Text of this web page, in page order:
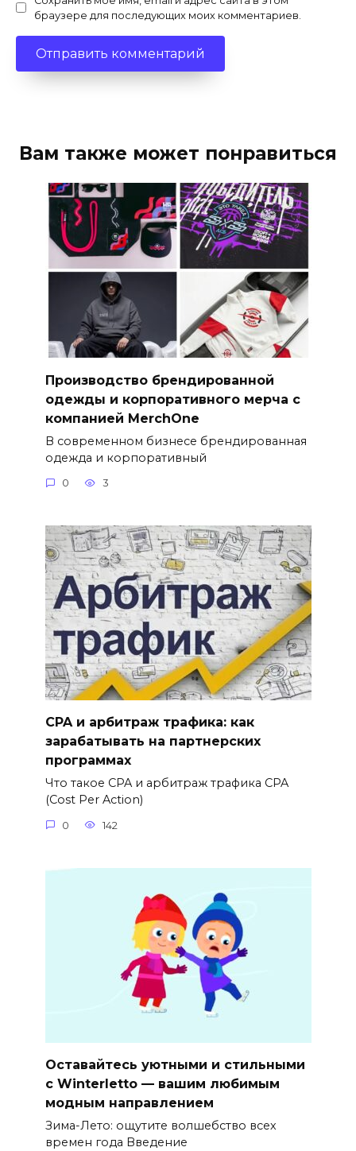
браузере для последующих моих комментариев.
Вам также может понравиться
Производство брендированной
одежды и корпоративного мерча с
компанией MerchOne
В современном бизнесе брендированная
одежда и корпоративный
0 3
CPA и арбитраж трафика: как
зарабатывать на партнерских
программах
Что такое CPA и арбитраж трафика CPA
(Cost Per Action)
0 142
Оставайтесь уютными и стильными
с Winterletto — вашим любимым
модным направлением
Зима-Лето: ощутите волшебство всех
времен года Введение